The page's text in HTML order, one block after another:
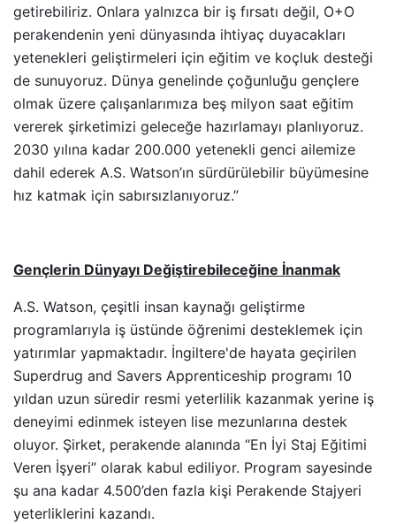
getirebiliriz. Onlara yalnızca bir iş fırsatı değil, O+O
perakendenin yeni dünyasında ihtiyaç duyacakları
yetenekleri geliştirmeleri için eğitim ve koçluk desteği
de sunuyoruz. Dünya genelinde çoğunluğu gençlere
olmak üzere çalışanlarımıza beş milyon saat eğitim
vererek şirketimizi geleceğe hazırlamayı planlıyoruz.
2030 yılına kadar 200.000 yetenekli genci ailemize
dahil ederek A.S. Watson’ın sürdürülebilir büyümesine
hız katmak için sabırsızlanıyoruz.”
Gençlerin Dünyayı Değiştirebileceğine İnanmak
A.S. Watson, çeşitli insan kaynağı geliştirme
programlarıyla iş üstünde öğrenimi desteklemek için
yatırımlar yapmaktadır. İngiltere'de hayata geçirilen
Superdrug and Savers Apprenticeship programı 10
yıldan uzun süredir resmi yeterlilik kazanmak yerine iş
deneyimi edinmek isteyen lise mezunlarına destek
oluyor. Şirket, perakende alanında “En İyi Staj Eğitimi
Veren İşyeri” olarak kabul ediliyor. Program sayesinde
şu ana kadar 4.500’den fazla kişi Perakende Stajyeri
yeterliklerini kazandı.